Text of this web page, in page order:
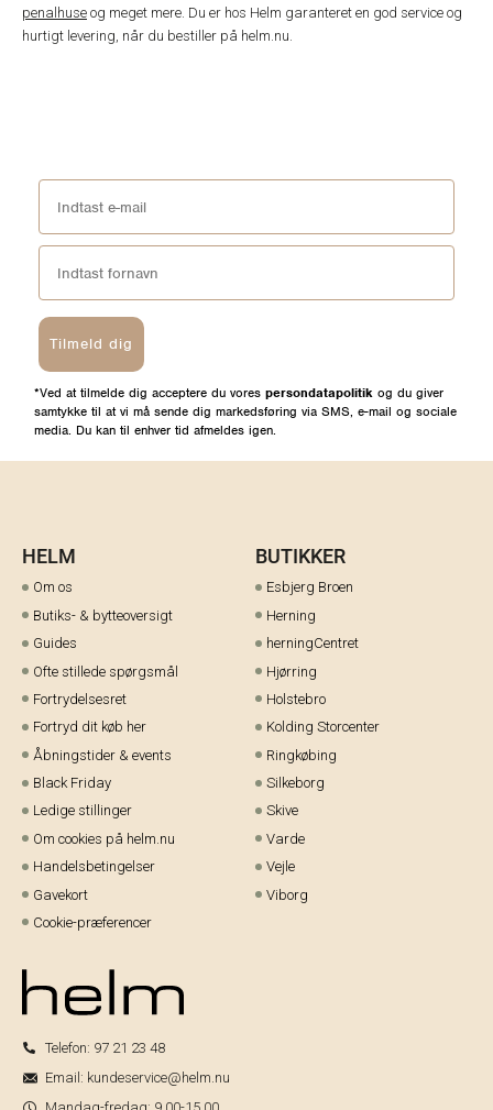
penalhuse og meget mere. Du er hos Helm garanteret en god service og
hurtigt levering, når du bestiller på helm.nu.
Tilmeld dig
*Ved at tilmelde dig acceptere du vores persondatapolitik og du giver
samtykke til at vi må sende dig markedsføring via SMS, e-mail og sociale
media. Du kan til enhver tid afmeldes igen.
HELM
Om os
Butiks- & bytteoversigt
Guides
Ofte stillede spørgsmål
Fortrydelsesret
Fortryd dit køb her
Åbningstider & events
Black Friday
Ledige stillinger
Om cookies på helm.nu
Handelsbetingelser
Gavekort
Cookie-præferencer
BUTIKKER
Esbjerg Broen
Herning
herningCentret
Hjørring
Holstebro
Kolding Storcenter
Ringkøbing
Silkeborg
Skive
Varde
Vejle
Viborg
Telefon: 97 21 23 48
Email: kundeservice@helm.nu